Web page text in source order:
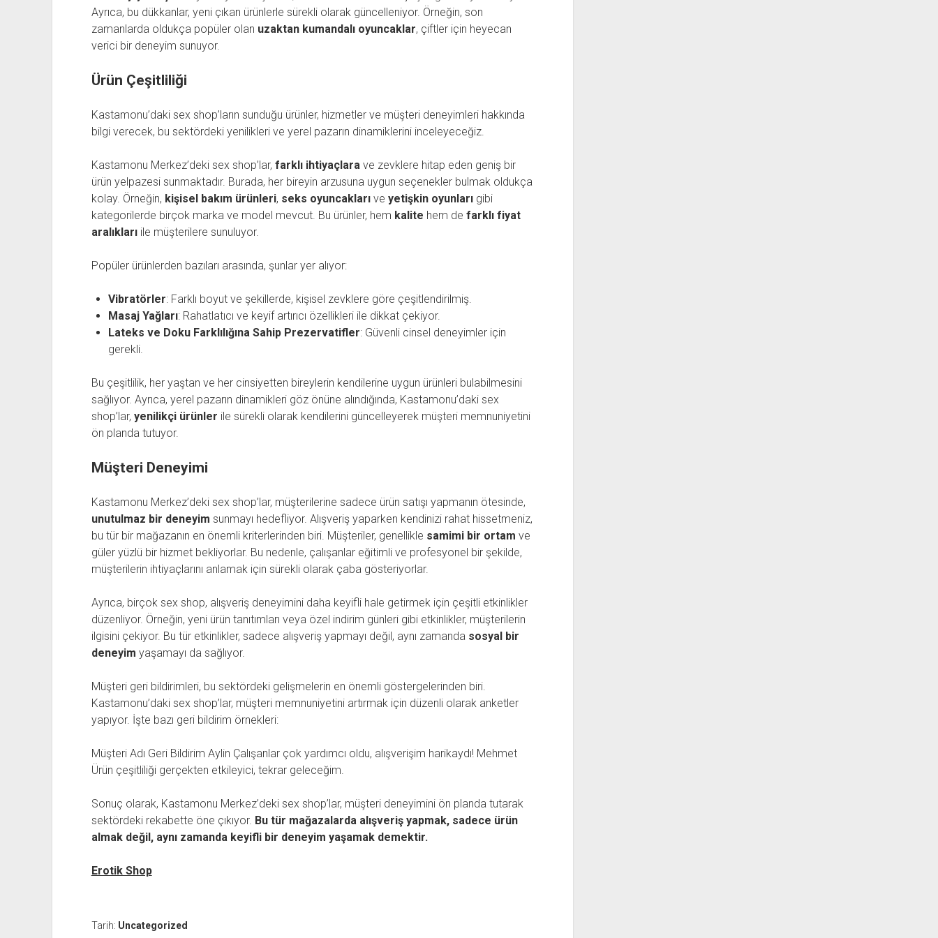
Ayrıca, bu dükkanlar, yeni çıkan ürünlerle sürekli olarak güncelleniyor. Örneğin, son
zamanlarda oldukça popüler olan uzaktan kumandalı oyuncaklar, çiftler için heyecan
verici bir deneyim sunuyor.
Ürün Çeşitliliği
Kastamonu’daki sex shop’ların sunduğu ürünler, hizmetler ve müşteri deneyimleri hakkında
bilgi verecek, bu sektördeki yenilikleri ve yerel pazarın dinamiklerini inceleyeceğiz.
Kastamonu Merkez’deki sex shop’lar, farklı ihtiyaçlarave zevklere hitap eden geniş bir
ürün yelpazesi sunmaktadır. Burada, her bireyin arzusuna uygun seçenekler bulmak oldukça
kolay. Örneğin, kişisel bakım ürünleri, seks oyuncaklarıve yetişkin oyunlarıgibi
kategorilerde birçok marka ve model mevcut. Bu ürünler, hem kalite hem de farklı fiyat
aralıklarıile müşterilere sunuluyor.
Popüler ürünlerden bazıları arasında, şunlar yer alıyor:
Vibratörler: Farklı boyut ve şekillerde, kişisel zevklere göre çeşitlendirilmiş.
Masaj Yağları: Rahatlatıcı ve keyif artırıcı özellikleri ile dikkat çekiyor.
Lateks ve Doku Farklılığına Sahip Prezervatifler: Güvenli cinsel deneyimler için
gerekli.
Bu çeşitlilik, her yaştan ve her cinsiyetten bireylerin kendilerine uygun ürünleri bulabilmesini
sağlıyor. Ayrıca, yerel pazarın dinamikleri göz önüne alındığında, Kastamonu’daki sex
shop’lar, yenilikçi ürünler ile sürekli olarak kendilerini güncelleyerek müşteri memnuniyetini
ön planda tutuyor.
Müşteri Deneyimi
Kastamonu Merkez’deki sex shop’lar, müşterilerine sadece ürün satışı yapmanın ötesinde,
unutulmaz bir deneyim sunmayı hedefliyor. Alışveriş yaparken kendinizi rahat hissetmeniz,
bu tür bir mağazanın en önemli kriterlerinden biri. Müşteriler, genellikle samimi bir ortam ve
güler yüzlü bir hizmet bekliyorlar. Bu nedenle, çalışanlar eğitimli ve profesyonel bir şekilde,
müşterilerin ihtiyaçlarını anlamak için sürekli olarak çaba gösteriyorlar.
Ayrıca, birçok sex shop, alışveriş deneyimini daha keyifli hale getirmek için çeşitli etkinlikler
düzenliyor. Örneğin, yeni ürün tanıtımları veya özel indirim günleri gibi etkinlikler, müşterilerin
ilgisini çekiyor. Bu tür etkinlikler, sadece alışveriş yapmayı değil, aynı zamanda sosyal bir
deneyim yaşamayı da sağlıyor.
Müşteri geri bildirimleri, bu sektördeki gelişmelerin en önemli göstergelerinden biri.
Kastamonu’daki sex shop’lar, müşteri memnuniyetini artırmak için düzenli olarak anketler
yapıyor. İşte bazı geri bildirim örnekleri:
Müşteri Adı Geri Bildirim Aylin Çalışanlar çok yardımcı oldu, alışverişim harikaydı! Mehmet
Ürün çeşitliliği gerçekten etkileyici, tekrar geleceğim.
Sonuç olarak, Kastamonu Merkez’deki sex shop’lar, müşteri deneyimini ön planda tutarak
sektördeki rekabette öne çıkıyor. Bu tür mağazalarda alışveriş yapmak, sadece ürün
almak değil, aynı zamanda keyifli bir deneyim yaşamak demektir.
Erotik Shop
Tarih: Uncategorized